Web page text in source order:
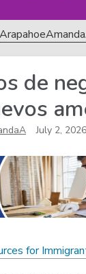
de
July 2, 2026
for